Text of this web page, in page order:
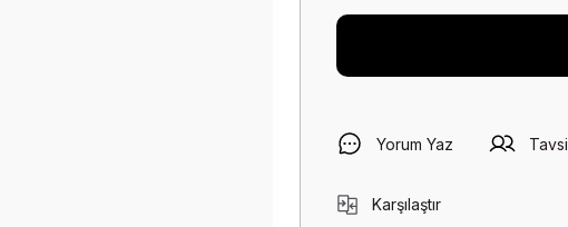
Yorum Yaz
Karşılaştır